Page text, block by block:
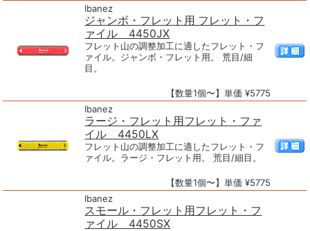
Ibanez
ジャンボ・フレット用 フレット・フ
ァイル 4450JX
フレット山の調整加工に適したフレット・フ
ァイル。ジャンボ・フレット用。 荒目/細
目。
【数量1個〜】単価 ¥5775
Ibanez
ラージ・フレット用フレット・ファ
イル 4450LX
フレット山の調整加工に適したフレット・フ
ァイル。ラージ・フレット用。 荒目/細目。
【数量1個〜】単価 ¥5775
Ibanez
スモール・フレット用フレット・フ
ァイル 4450SX